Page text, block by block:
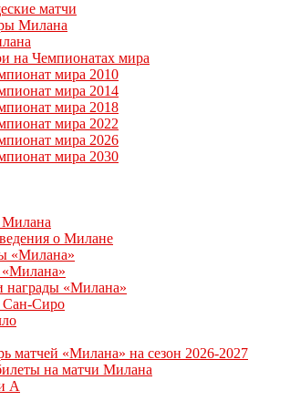
матчи
Милана
на Чемпионатах мира
мира 2010
мира 2014
мира 2018
мира 2022
мира 2026
мира 2030
Милана
о Милане
«Милана»
награды «Милана»
Сан-Сиро
матчей «Милана» на сезон 2026-2027
на матчи Милана
А